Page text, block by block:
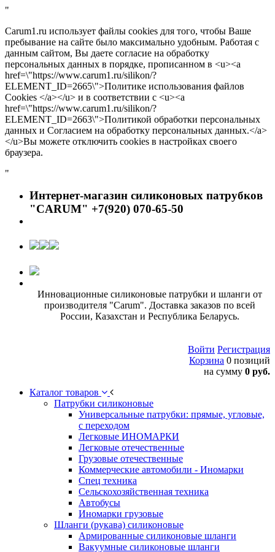
"
Carum1.ru использует файлы cookies для того, чтобы Ваше
пребывание на сайте было максимально удобным. Работая с
данным сайтом, Вы даете согласие на обработку
персональных данных в порядке, прописанном в <u><a
href=\"https://www.carum1.ru/silikon/?
ELEMENT_ID=2665\">Политике использования файлов
Cookies </a></u> и в соответствии с <u><a
href=\"https://www.carum1.ru/silikon/?
ELEMENT_ID=2663\">Политикой обработки персональных
данных и Согласием на обработку персональных данных.</a>
</u>Вы можете отключить cookies в настройках своего
браузера.
"
Интернет-магазин силиконовых патрубков
"CARUM" +7(920) 070-65-50
Инновационные силиконовые патрубки и шланги от
производителя "Carum". Доставка заказов по всей
России, Казахстан и Республика Беларусь.
Войти Регистрация
Корзина 0 позиций
на сумму 0 руб.
Каталог товаров
Патрубки силиконовые
Универсальные патрубки: прямые, угловые,
с переходом
Легковые ИНОМАРКИ
Легковые отечественные
Грузовые отечественные
Коммерческие автомобили - Иномарки
Спец техника
Сельскохозяйственная техника
Автобусы
Иномарки грузовые
Шланги (рукава) силиконовые
Армированные силиконовые шланги
Вакуумные силиконовые шланги